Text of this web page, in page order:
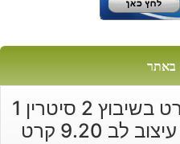
באתר
עגילי זהב צהוב 14 קרט בשיבוץ 2 סיטרין 1
9.20 קרט